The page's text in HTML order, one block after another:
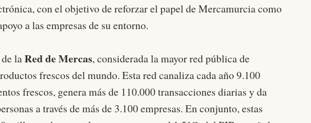
con el objetivo de reforzar el papel de Mercamurcia como
a las empresas de su entorno.
laRed de Mercas, considerada la mayor red pública de
frescos del mundo. Esta red canaliza cada año 9.100
frescos, genera más de 110.000 transacciones diarias y da
a través de más de 3.100 empresas. En conjunto, estas